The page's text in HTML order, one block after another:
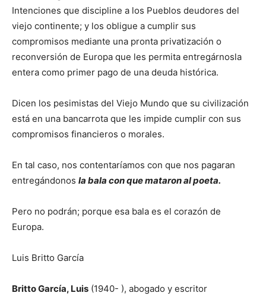
Intenciones que discipline a los Pueblos deudores del
viejo continente; y los obligue a cumplir sus
compromisos mediante una pronta privatización o
reconversión de Europa que les permita entregárnosla
entera como primer pago de una deuda histórica.
Dicen los pesimistas del Viejo Mundo que su civilización
está en una bancarrota que les impide cumplir con sus
compromisos financieros o morales.
En tal caso, nos contentaríamos con que nos pagaran
entregándonos la bala con que mataron al poeta.
Pero no podrán; porque esa bala es el corazón de
Europa.
Luis Britto García
Britto García, Luis (1940- ), abogado y escritor